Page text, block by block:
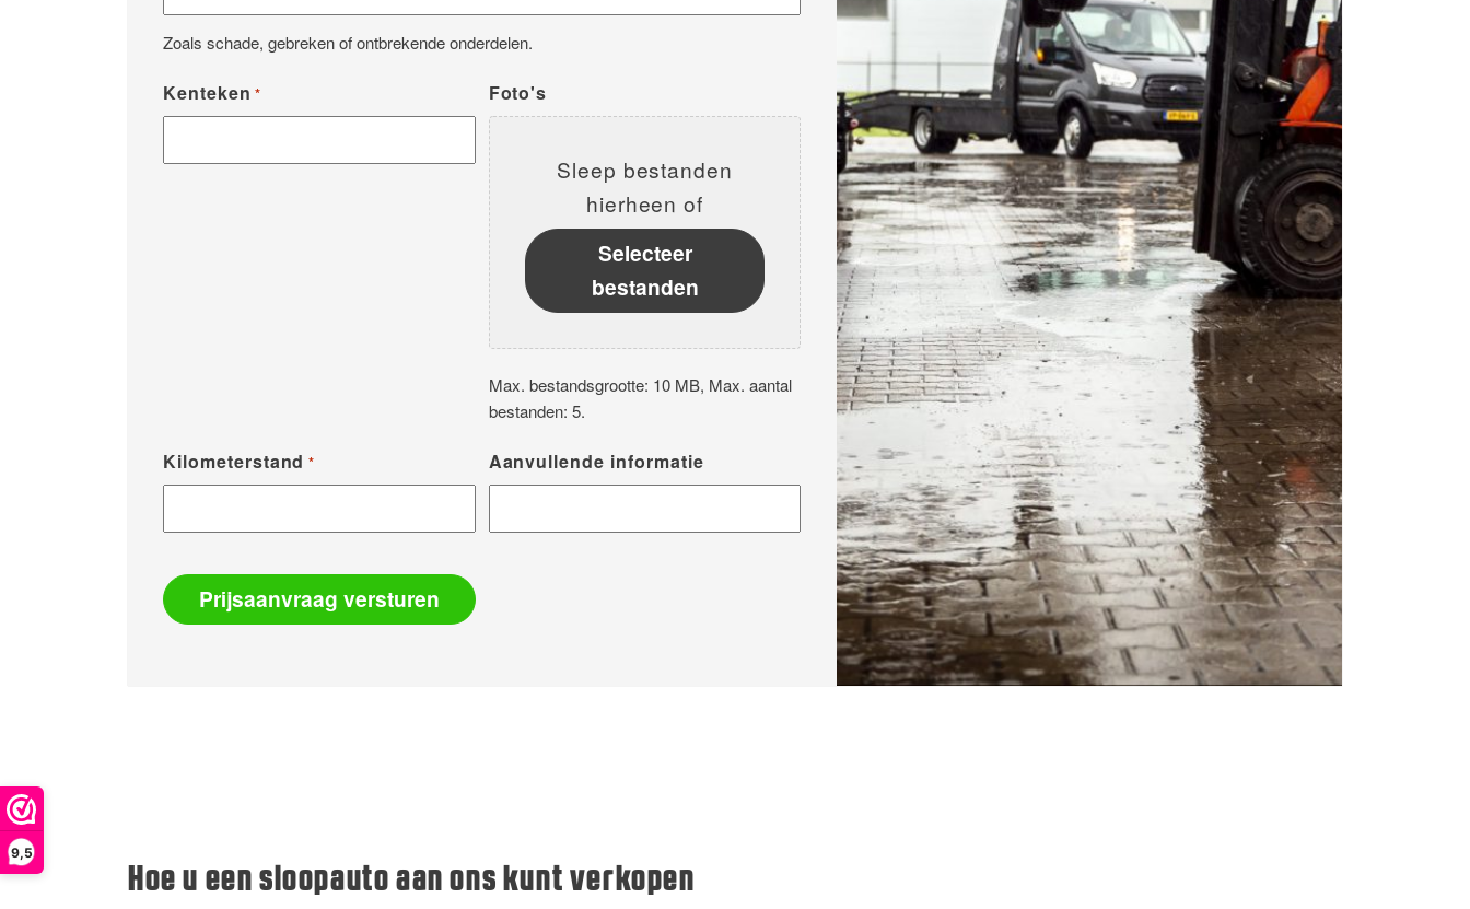
9,5
Zoals schade, gebreken of ontbrekende onderdelen.
Kenteken * Foto's
Sleep bestanden
hierheen of
Selecteer
bestanden
Max. bestandsgrootte: 10 MB, Max. aantal
bestanden: 5.
Kilometerstand * Aanvullende informatie
Prijsaanvraag versturen
Hoe u een sloopauto aan ons kunt verkopen